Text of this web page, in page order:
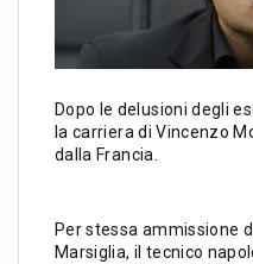
Dopo le delusioni degli
la carriera di Vincenzo
dalla Francia.
Per stessa ammissione
Marsiglia, il tecnico